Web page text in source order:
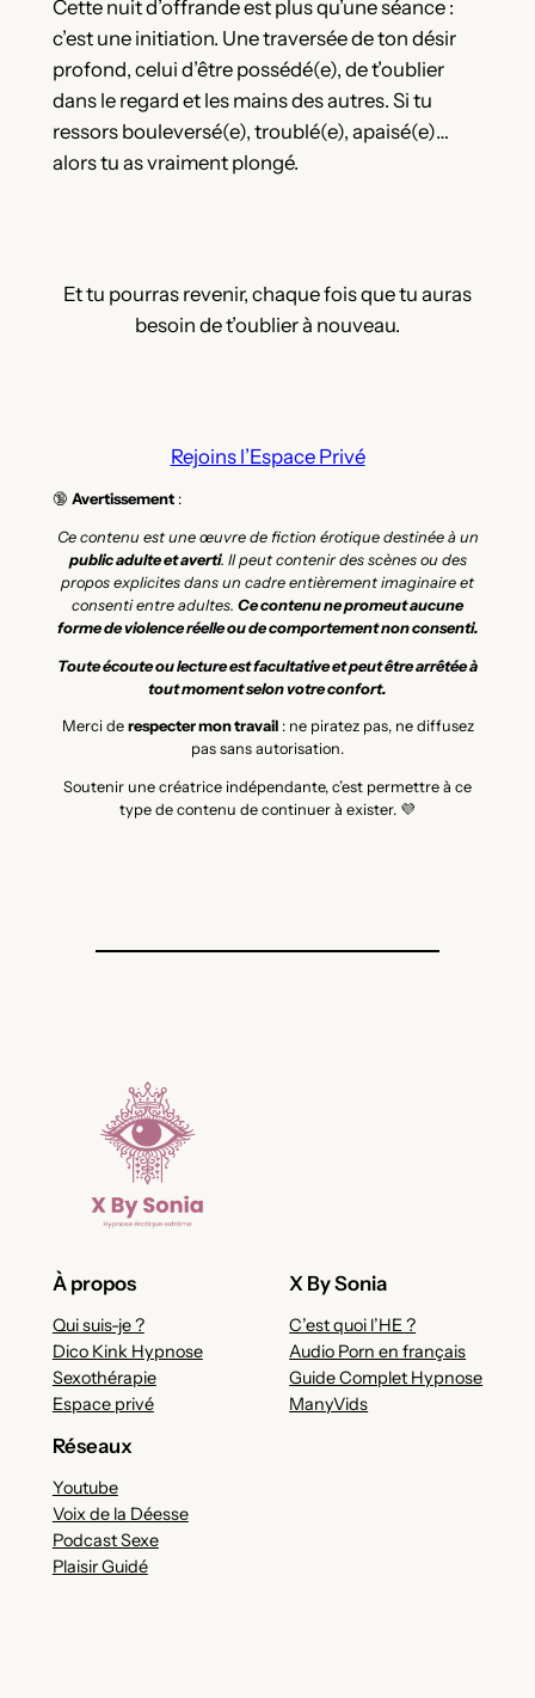
Cette nuit d’offrande est plus qu’une séance :
c’est une initiation. Une traversée de ton désir
profond, celui d’être possédé(e), de t’oublier
dans le regard et les mains des autres. Si tu
ressors bouleversé(e), troublé(e), apaisé(e)…
alors tu as vraiment plongé.
Et tu pourras revenir, chaque fois que tu auras
besoin de t’oublier à nouveau.
Rejoins l’Espace Privé
🔞 Avertissement:
Ce contenu est une œuvre de fiction érotique destinée à un
public adulte et averti. Il peut contenir des scènes ou des
propos explicites dans un cadre entièrement imaginaire et
consenti entre adultes. Ce contenu ne promeut aucune
forme de violence réelle ou de comportement non consenti.
Toute écoute ou lecture est facultative et peut être arrêtée à
tout moment selon votre confort.
Merci de respecter mon travail: ne piratez pas, ne diffusez
pas sans autorisation.
Soutenir une créatrice indépendante, c’est permettre à ce
type de contenu de continuer à exister. 💜
À propos
Qui suis-je ?
Dico Kink Hypnose
Sexothérapie
Espace privé
X By Sonia
C’est quoi l’HE ?
Audio Porn en français
Guide Complet Hypnose
ManyVids
Réseaux
Youtube
Voix de la Déesse
Podcast Sexe
Plaisir Guidé